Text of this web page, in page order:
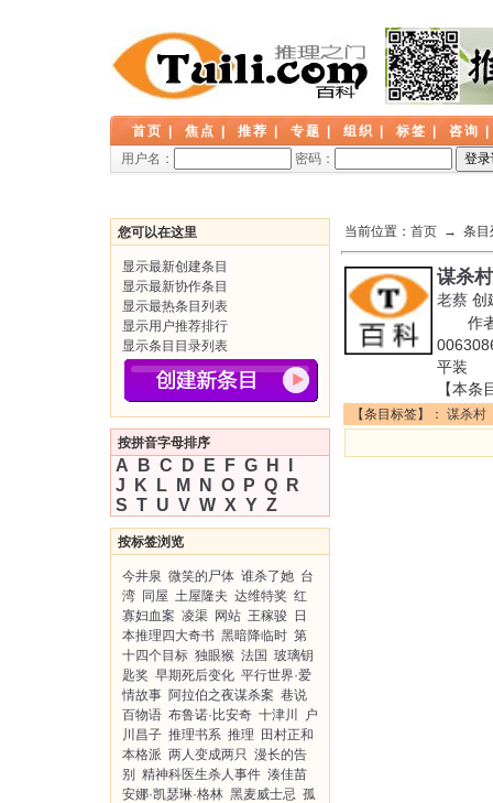
首页 焦点 推荐 专题 组织 标签 咨询
用户名：
密码：
您可以在这里
显示最新创建条目
显示最新协作条目
显示最热条目列表
显示用户推荐排行
显示条目目录列表
按拼音字母排序
A B C D E F G H
J
K L M N O P Q
R
S T U V W X Y Z
按标签浏览
今井泉 微笑的尸体 谁杀了她 台
湾 同屋 土屋隆夫 达维特奖 红
寡妇血案 凌渠 网站 王稼骏 日
本推理四大奇书 黑暗降临时 第
十四个目标 独眼猴 法国 玻璃钥
匙奖 早期死后变化 平行世界·爱
情故事 阿拉伯之夜谋杀案 巷说
百物语 布鲁诺·比安奇 十津川
户
川昌子 推理书系 推理
田村正和
本格派 两人变成两只 漫长的告
别
精神科医生杀人事件 湊佳苗
安娜·凯瑟琳·格林 黑麦威士忌 孤
当前位置： 首页 → 条目
谋杀村
老蔡 创
作者:
平装
【本条
【条目标签】： 谋杀村